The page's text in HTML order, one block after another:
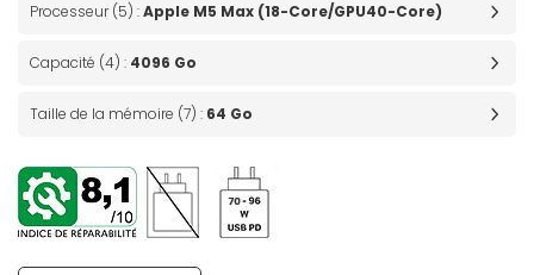
Processeur (5) :Apple M5 Max (18-Core/GPU40-Core)
Capacité (4) : 4096 Go
Taille de la mémoire (7) : 64 Go